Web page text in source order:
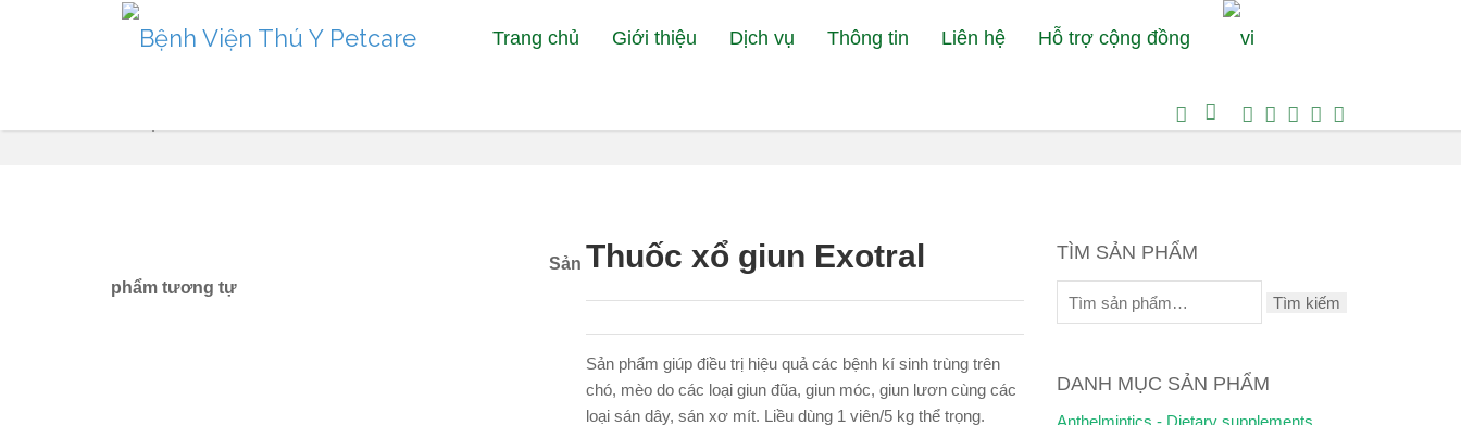
Trang chủ Giới thiệu Dịch vụ Thông tin Liên hệ Hỗ trợ cộng đồng
Thuốc xổ giun - sản phẩm bổ sung Thuốc xổ giun Exotral
Thuốc xổ giun Exotral
Sản phẩm giúp điều trị hiệu quả các bệnh kí sinh trùng trên
chó, mèo do các loại giun đũa, giun móc, giun lươn cùng các
loại sán dây, sán xơ mít. Liều dùng 1 viên/5 kg thể trọng.
Sản
phẩm tương tự
TÌM SẢN PHẨM
Tìm kiếm
DANH MỤC SẢN PHẨM
Anthelmintics - Dietary supplements